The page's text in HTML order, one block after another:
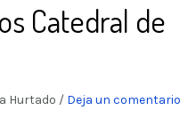
Catedral de
Hurtado / Deja un comentario